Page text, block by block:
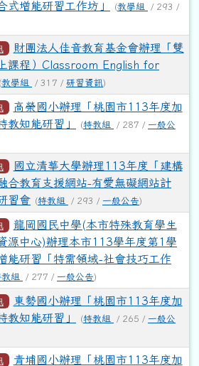
式增能研習工作坊」
(教學組
/ 293 /
財團法人佳音教育基金會辦理「雙
課程）Classroom English for
(教學組 / 317 / 研習資訊)
高榮國小辦理「桃園市113年度加
教知能研習」
(特教組 / 287 / 一般公
國立清華大學辦理113年度「建構
合教育支援網站-有愛無礙網站計
習會 (特教組 / 293 / 一般公告)
龍岡國民中學(本市特殊教育學生
源中心)辦理本市113學年度第1學
能研習「特需領域-社會技巧工作
組 / 277 / 一般公告)
東勢國小辦理「桃園市113年度加
教知能研習」
(特教組 / 265 / 一般公
青埔國小辦理「桃園市113年度加